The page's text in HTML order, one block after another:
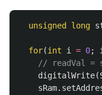
unsigned long
for(int i = 0; i
// readVal =
digitalWrite(
sRam.